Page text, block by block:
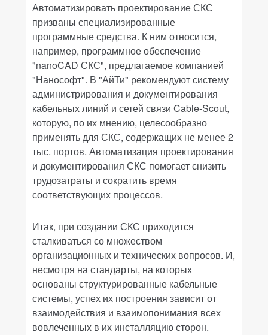
Автоматизировать проектирование СКС
призваны специализированные
программные средства. К ним относится,
например, программное обеспечение
"nanoCAD СКС", предлагаемое компанией
"Нанософт". В "АйТи" рекомендуют систему
администрирования и документирования
кабельных линий и сетей связи Cable-Scout,
которую, по их мнению, целесообразно
применять для СКС, содержащих не менее 2
тыс. портов. Автоматизация проектирования
и документирования СКС помогает снизить
трудозатраты и сократить время
соответствующих процессов.
Итак, при создании СКС приходится
сталкиваться со множеством
организационных и технических вопросов. И,
несмотря на стандарты, на которых
основаны структурированные кабельные
системы, успех их построения зависит от
взаимодействия и взаимопонимания всех
вовлеченных в их инсталляцию сторон.